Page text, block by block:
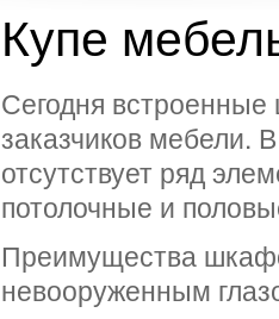
Купе
Сегодня
заказчиков мебели.
отсутствует ряд
потолочные и
Преимущества
невооруженным